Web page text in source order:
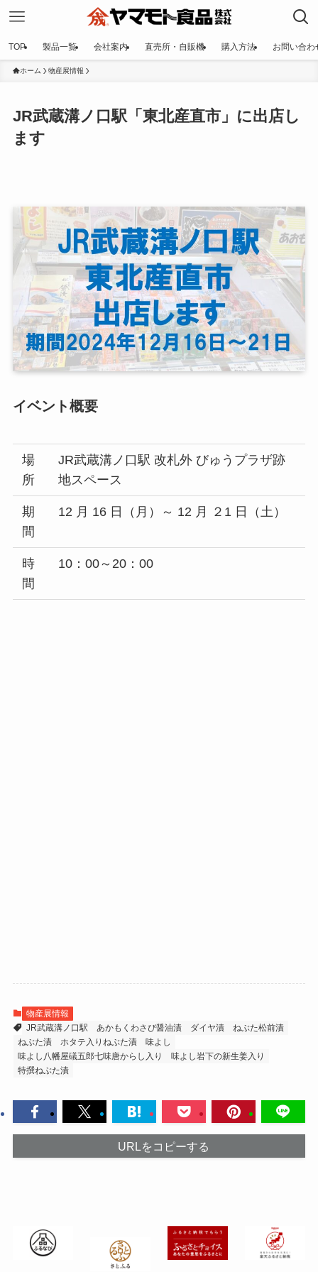
TOP 製品一覧 会社案内 直売所・自販機 購入方法 お問い合わ
ホーム 物産展情報
JR武蔵溝ノ口駅「東北産直市」に出店し
ます
イベント概要
場
所
JR武蔵溝ノ口駅 改札外 びゅうプラザ跡
地スペース
期
間
12 月 16 日（月）～ 12 月 ２1 日（土）
時
間
10：00～20：00
物産展情報
JR武蔵溝ノ口駅
あかもくわさび醤油漬 ダイヤ漬
ねぶた松前漬
ねぶた漬
ホタテ入りねぶた漬
味よし
味よし八幡屋礒五郎七味唐からし入り
味よし岩下の新生姜入り
特撰ねぶた漬
URLをコピーする